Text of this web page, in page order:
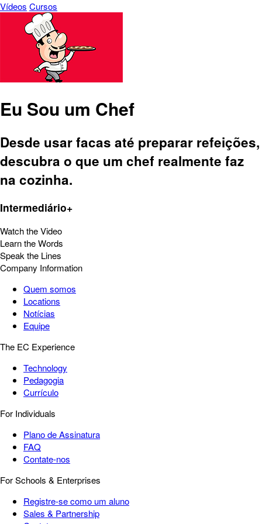
Vídeos Cursos
Eu Sou um Chef
Desde usar facas até preparar refeições,
descubra o que um chef realmente faz
na cozinha.
Intermediário+
Watch the Video
Learn the Words
Speak the Lines
Company Information
Quem somos
Locations
Notícias
Equipe
The EC Experience
Technology
Pedagogia
Currículo
For Individuals
Plano de Assinatura
FAQ
Contate-nos
For Schools & Enterprises
Registre-se como um aluno
Sales & Partnership